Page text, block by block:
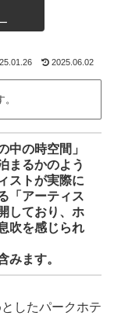
2025.06.02
中の時空間」
まるかのよう
ストが実際に
「アーティス
しており、ホ
吹を感じられ
ます。
したパークホテ